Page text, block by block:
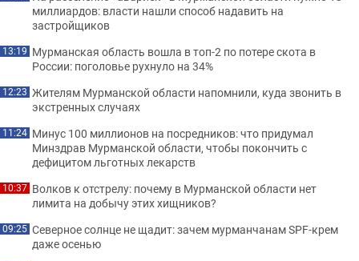
миллиардов: власти нашли способ надавить на
застройщиков
13:19 Мурманская область вошла в топ-2 по потере скота в
России: поголовье рухнуло на 34%
12:23 Жителям Мурманской области напомнили, куда звонить в
экстренных случаях
11:24 Минус 100 миллионов на посредников: что придумал
Минздрав Мурманской области, чтобы покончить с
дефицитом льготных лекарств
10:37 Волков к отстрелу: почему в Мурманской области нет
лимита на добычу этих хищников?
09:25 Северное солнце не щадит: зачем мурманчанам SPF-крем
даже осенью